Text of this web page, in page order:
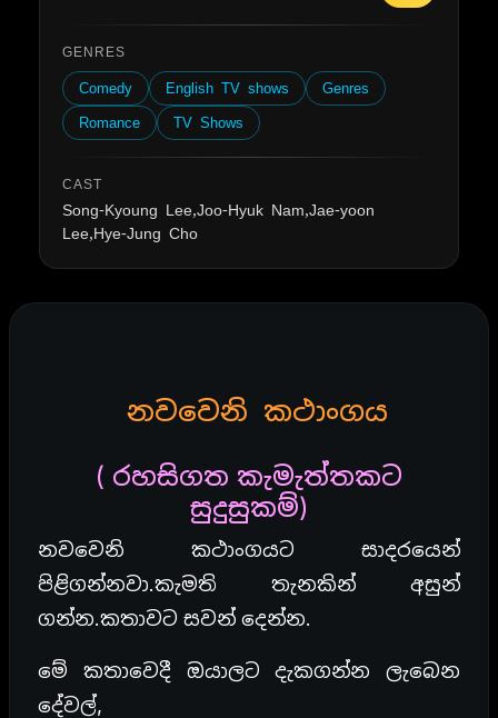
GENRES
Comedy English TV shows
Genres
Romance
TV Shows
CAST
Song-Kyoung Lee,Joo-Hyuk Nam,Jae-yoon
Lee,Hye-Jung Cho
නවවෙනි කථාංගය
( රහසිගත කැමැත්තකට
සුදුසුකම්)
නවවෙනි කථාංගයට සාදරයෙන්
පිළිගන්නවා.කැමති තැනකින් අසුන්
ගන්න.කතාවට සවන් දෙන්න.
මේ කතාවෙදී ඔයාලට දැකගන්න ලැබෙන
දේවල්,